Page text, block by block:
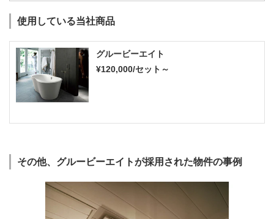
使用している当社商品
グルービーエイト
¥120,000/セット～
その他、グルービーエイトが採用された物件の事例